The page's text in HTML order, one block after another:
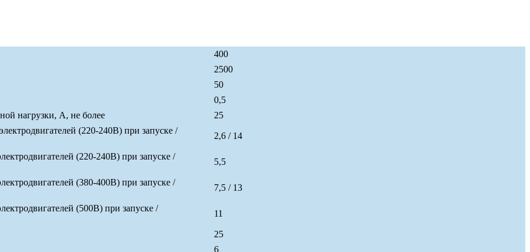
400
2500
50
0,5
нагрузки, А, не более
25
(220-240В) при запуске /
2,6 / 14
(220-240В) при запуске /
5,5
(380-400В) при запуске /
7,5 / 13
(500В) при запуске /
11
25
6